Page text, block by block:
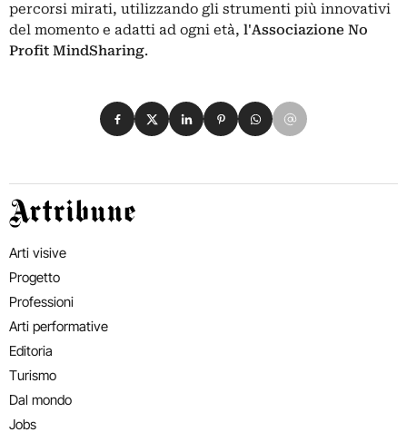
percorsi mirati, utilizzando gli strumenti più innovativi
del momento e adatti ad ogni età, l'Associazione No
Profit MindSharing.
Condividi su Facebook
Condividi su X
Condividi su LinkedIn
Condividi su Pinterest
Condividi su WhatsApp
Condividi su Email
Artribune
Arti visive
Progetto
Professioni
Arti performative
Editoria
Turismo
Dal mondo
Jobs